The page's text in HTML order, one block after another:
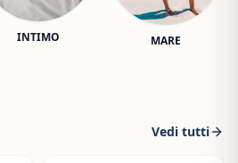
INTIMO MARE
Vedi tutti